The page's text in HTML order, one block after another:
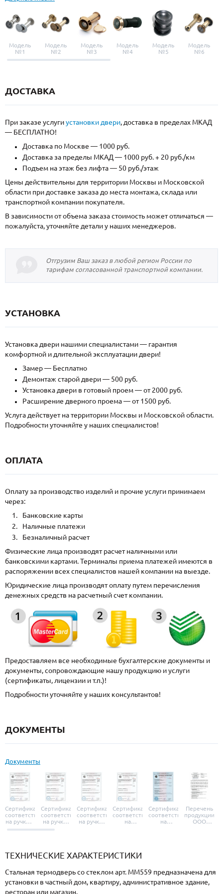
Модель
№1
Модель
№2
Модель
№3
Модель
№4
Модель
№5
Модель
№6
ДОСТАВКА
При заказе услугиустановки двери, доставка в пределах МКАД
— БЕСПЛАТНО!
Доставка по Москве — 1000 руб.
Доставка за пределы МКАД — 1000 руб. + 20 руб./км
Подъем на этаж без лифта — 50 руб./этаж
Цены действительны для территории Москвы и Московской
области при доставке заказа до места монтажа, склада или
транспортной компании покупателя.
В зависимости от объема заказа стоимость может отличаться —
пожалуйста, уточняйте детали у наших менеджеров.
Отгрузим Ваш заказ в любой регион России по
тарифам согласованной транспортной компании.
УСТАНОВКА
Установка двери нашими специалистами — гарантия
комфортной и длительной эксплуатации двери!
Замер — Бесплатно
Демонтаж старой двери — 500 руб.
Установка двери в готовый проем — от 2000 руб.
Расширение дверного проема — от 1500 руб.
Услуга действует на территории Москвы и Московской области.
Подробности уточняйте у наших специалистов!
ОПЛАТА
Оплату за производство изделий и прочие услуги принимаем
через:
Банковские карты
Наличные платежи
Безналичный расчет
Физические лица производят расчет наличными или
банковскими картами. Терминалы приема платежей имеются в
распоряжении всех специалистов нашей компании на выезде.
Юридические лица производят оплату путем перечисления
денежных средств на расчетный счет компании.
Предоставляем все необходимые бухгалтерские документы и
документы, сопровождающие нашу продукцию и услуги
(сертификаты, лицензии и т.п.)!
Подробности уточняйте у наших консультантов!
ДОКУМЕНТЫ
Документы
Сертификат
соответствия
на ручки и
броненакладки
Сертификат
соответствия
на ручки-
защелки
Сертификат
соответствия
на ручки-
Сертификат
соответствия
на
Сертификат
соответствия
на
Перечень
продукции
ООО
ТЕХНИЧЕСКИЕ ХАРАКТЕРИСТИКИ
Стальная термодверь со стеклом арт. ММ559 предназначена для
установки в частный дом, квартиру, административное здание,
ресторан или магазин.